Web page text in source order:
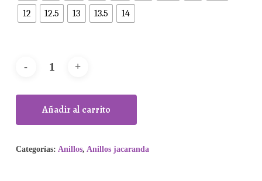
12 12.5 13 13.5 14
Añadir al carrito
Categorías: Anillos, Anillos jacaranda